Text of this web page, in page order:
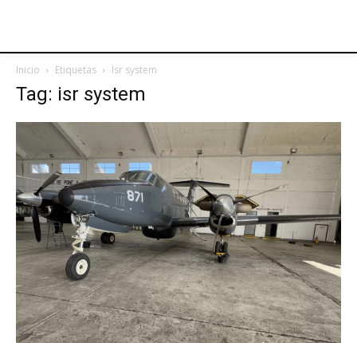
Inicio Etiquetas Isr system
Tag: isr system